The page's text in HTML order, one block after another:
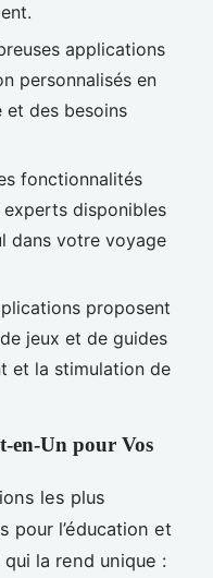
applications
personnalisés en
et des besoins
fonctionnalités
disponibles
dans votre voyage
proposent
jeux et de guides
et la stimulation de
en-Un pour Vos
les plus
pour l’éducation et
la rend unique :